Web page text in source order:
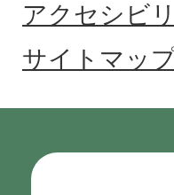
アクセシビ
サイトマッ